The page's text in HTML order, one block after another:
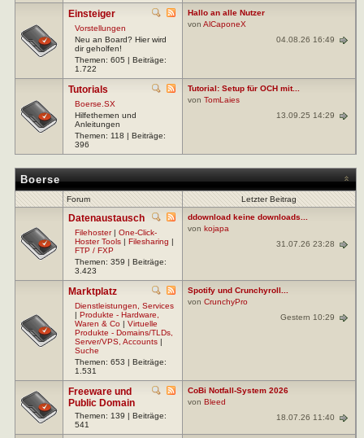
Einsteiger
Vorstellungen
Neu an Board? Hier wird
dir geholfen!
Themen: 605 | Beiträge:
1.722
Hallo an alle Nutzer
von AlCaponeX
04.08.26 16:49
Tutorials
Boerse.SX
Hilfethemen und
Anleitungen
Themen: 118 | Beiträge:
396
Tutorial: Setup für OCH mit...
von TomLaies
13.09.25 14:29
Boerse
Forum Letzter Beitrag
Datenaustausch
Filehoster| One-Click-
Hoster Tools | Filesharing |
FTP / FXP
Themen: 359 | Beiträge:
3.423
ddownload keine downloads...
von kojapa
31.07.26 23:28
Marktplatz
Dienstleistungen, Services
| Produkte - Hardware,
Waren & Co | Virtuelle
Produkte - Domains/TLDs,
Server/VPS, Accounts |
Suche
Themen: 653 | Beiträge:
1.531
Spotify und Crunchyroll...
von CrunchyPro
Gestern 10:29
Freeware und
Public Domain
Themen: 139 | Beiträge:
541
CoBi Notfall-System 2026
von Bleed
18.07.26 11:40